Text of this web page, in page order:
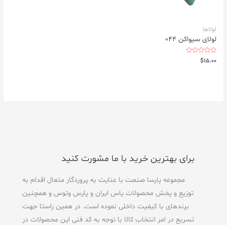
لولاها
لولای سیواکن ۰۴۴
Rated
0
$15.00
برای بهترین خرید با ما مشورت کنید
مجموعه پارسا صنعت با عنایت به پروردگار متعال اقدام به
توزیع و پخش محصولات یاس ایران و پارس وتوس و همچنین
برندهای با کیفیت داخلی نموده است. در همین راستا جهت
تسریع در امر انتخاب کالا با توجه به کد فنی این محصولات در